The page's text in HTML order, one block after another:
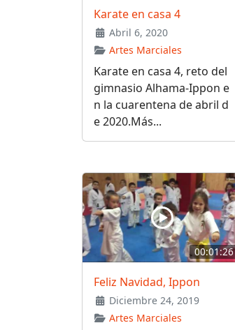
Karate en casa 4
Abril 6, 2020
Artes Marciales
Karate en casa 4, reto del
gimnasio Alhama-Ippon e
n la cuarentena de abril d
e 2020.Más...
00:01:26
Feliz Navidad, Ippon
Diciembre 24, 2019
Artes Marciales